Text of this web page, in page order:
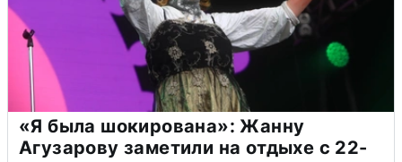
«Я была шокирована»: Жанну
Агузарову заметили на отдыхе с 22-